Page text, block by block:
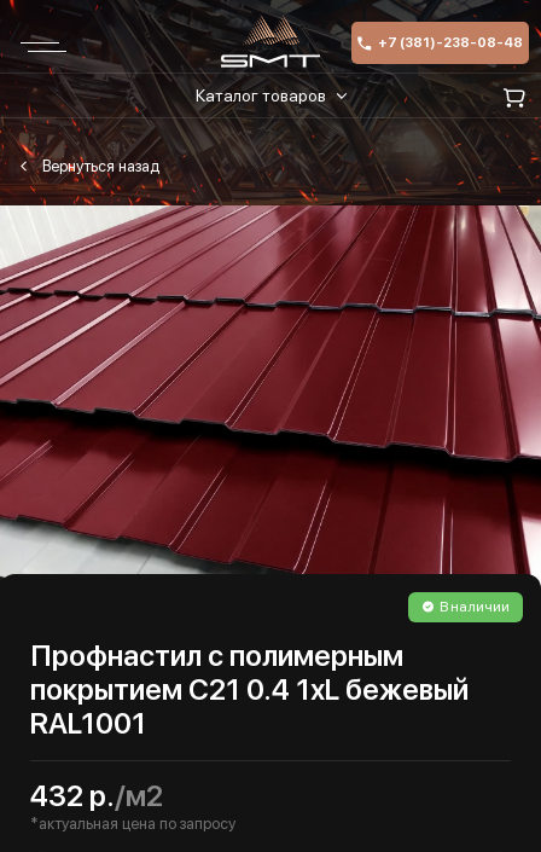
+7 (381)-238-08-48
Каталог товаров
В наличии
Профнастил с полимерным
покрытием С21 0.4 1хL бежевый
RAL1001
432 р./м2
*актуальная цена по запросу